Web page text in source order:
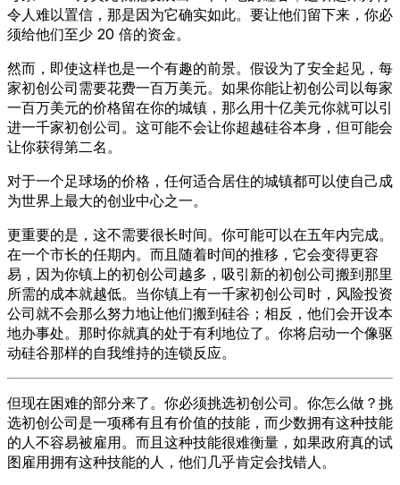
令人难以置信，那是因为它确实如此。要让他们留下来，你必
须给他们至少 20 倍的资金。
然而，即使这样也是一个有趣的前景。假设为了安全起见，每
家初创公司需要花费一百万美元。如果你能让初创公司以每家
一百万美元的价格留在你的城镇，那么用十亿美元你就可以引
进一千家初创公司。这可能不会让你超越硅谷本身，但可能会
让你获得第二名。
对于一个足球场的价格，任何适合居住的城镇都可以使自己成
为世界上最大的创业中心之一。
更重要的是，这不需要很长时间。你可能可以在五年内完成。
在一个市长的任期内。而且随着时间的推移，它会变得更容
易，因为你镇上的初创公司越多，吸引新的初创公司搬到那里
所需的成本就越低。当你镇上有一千家初创公司时，风险投资
公司就不会那么努力地让他们搬到硅谷；相反，他们会开设本
地办事处。那时你就真的处于有利地位了。你将启动一个像驱
动硅谷那样的自我维持的连锁反应。
但现在困难的部分来了。你必须挑选初创公司。你怎么做？挑
选初创公司是一项稀有且有价值的技能，而少数拥有这种技能
的人不容易被雇用。而且这种技能很难衡量，如果政府真的试
图雇用拥有这种技能的人，他们几乎肯定会找错人。